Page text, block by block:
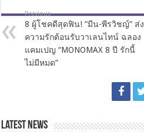
Previous
8 ผู้โชคดีสุดฟิน! “มีน-พีรวิชญ์” ส่ง
ความรักต้อนรับวาเลนไทน์ ฉลอง
แคมเปญ “MONOMAX 8 ปี รักนี้
ไม่มีหมด”
Latest News